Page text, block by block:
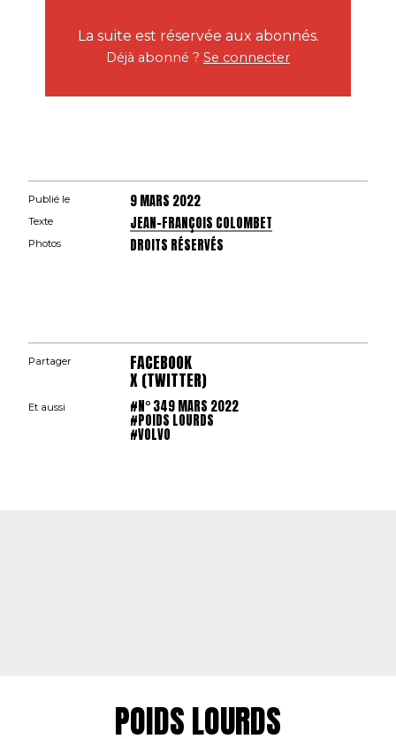
La suite est réservée aux abonnés.
Déjà abonné ? Se connecter
Publié le 9 MARS 2022
Texte JEAN-FRANÇOIS COLOMBET
Photos DROITS RÉSERVÉS
Partager FACEBOOK
X (TWITTER)
Et aussi #N° 349 MARS 2022
#POIDS LOURDS
#VOLVO
POIDS LOURDS